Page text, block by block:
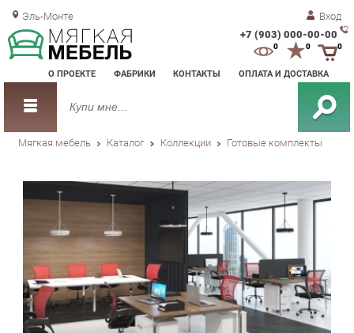
Эль-Монте Вход
+7 (903) 000-00-00
О ПРОЕКТЕ ФАБРИКИ КОНТАКТЫ ОПЛАТА И ДОСТАВКА
0 0
Мягкая мебель Каталог Коллекции Готовые комплекты